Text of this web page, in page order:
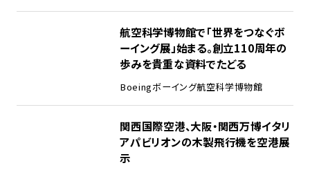
航空科学博物館で「世界をつなぐボ
ーイング展」始まる。創立110周年の
歩みを貴重な資料でたどる
Boeingボーイング航空科学博物館
関西国際空港、大阪・関西万博イタリ
アパビリオンの木製飛行機を空港展
示